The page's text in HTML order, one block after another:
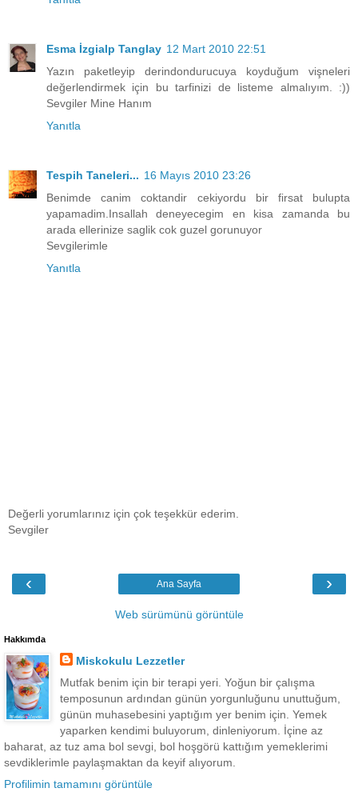
Esma İzgialp Tanglay 12 Mart 2010 22:51
Yazın paketleyip derindondurucuya koyduğum vişneleri
değerlendirmek için bu tarfinizi de listeme almalıyım. :))
Sevgiler Mine Hanım
Yanıtla
Tespih Taneleri... 16 Mayıs 2010 23:26
Benimde canim coktandir cekiyordu bir firsat bulupta
yapamadim.Insallah deneyecegim en kisa zamanda bu
arada ellerinize saglik cok guzel gorunuyor
Sevgilerimle
Yanıtla
Değerli yorumlarınız için çok teşekkür ederim.
Sevgiler
‹ ›
Ana Sayfa
Web sürümünü görüntüle
Hakkımda
Miskokulu Lezzetler
Mutfak benim için bir terapi yeri. Yoğun bir çalışma
temposunun ardından günün yorgunluğunu unuttuğum,
günün muhasebesini yaptığım yer benim için. Yemek
yaparken kendimi buluyorum, dinleniyorum. İçine az
baharat, az tuz ama bol sevgi, bol hoşgörü kattığım yemeklerimi
sevdiklerimle paylaşmaktan da keyif alıyorum.
Profilimin tamamını görüntüle